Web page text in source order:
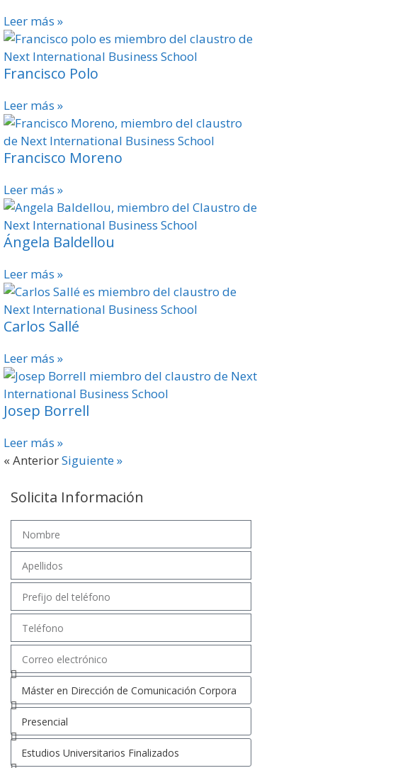
Leer más »
Francisco Polo
Leer más »
Francisco Moreno
Leer más »
Ángela Baldellou
Leer más »
Carlos Sallé
Leer más »
Josep Borrell
Leer más »
« AnteriorSiguiente »
Solicita Información